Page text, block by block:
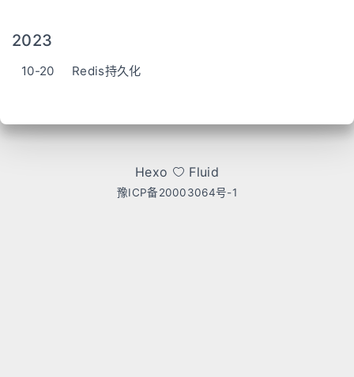
2023
10-20 Redis持久化
Hexo Fluid
豫ICP备20003064号-1